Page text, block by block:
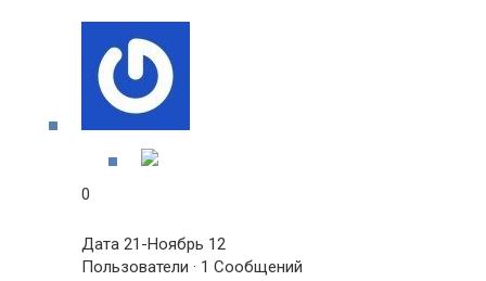
0
Дата 21-Ноябрь 12
Пользователи · 1 Сообщений